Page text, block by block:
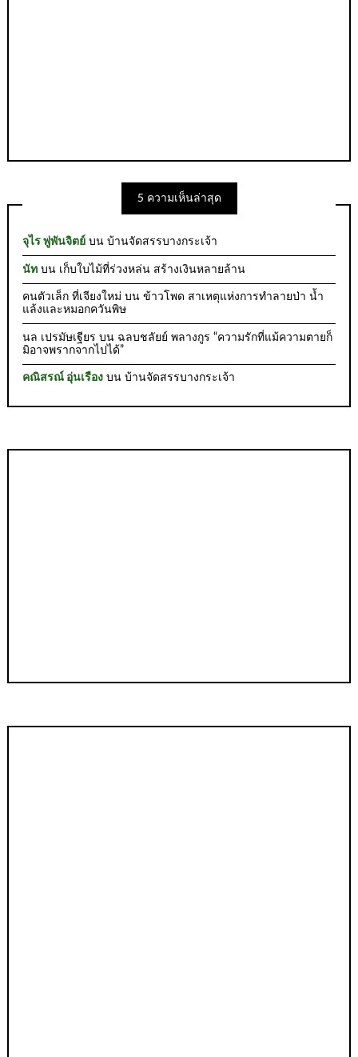
5 ความเห็นล่าสุด
จุไร พู่พันจิตย์ บนบ้านจัดสรรบางกระเจ้า
นัท บน เก็บใบไม้ที่ร่วงหล่น สร้างเงินหลายล้าน
คนตัวเล็ก ที่เจียงใหม่ บนข้าวโพด สาเหตุแห่งการทำลายป่า น้ำ
แล้งและหมอกควันพิษ
นล เปรมัษเฐียร บน ฉลบชลัยย์ พลางกูร “ความรักที่แม้ความตายก็
มิอาจพรากจากไปได้”
คณิสรณ์ อุ่นเรือง บนบ้านจัดสรรบางกระเจ้า